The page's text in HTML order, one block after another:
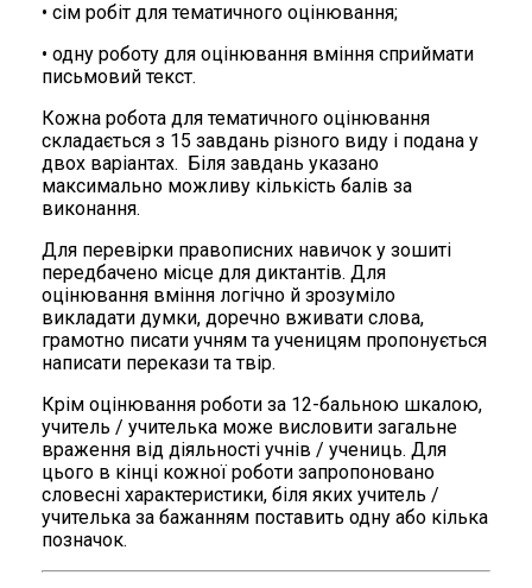
• сім робіт для тематичного оцінювання;
• одну роботу для оцінювання вміння сприймати
письмовий текст.
Кожна робота для тематичного оцінювання
складається з 15 завдань різного виду і подана у
двох варіантах. Біля завдань указано
максимально можливу кількість балів за
виконання.
Для перевірки правописних навичок у зошиті
передбачено місце для диктантів. Для
оцінювання вміння логічно й зрозуміло
викладати думки, доречно вживати слова,
грамотно писати учням та ученицям пропонується
написати перекази та твір.
Крім оцінювання роботи за 12-бальною шкалою,
учитель / учителька може висловити загальне
враження від діяльності учнів / учениць. Для
цього в кінці кожної роботи запропоновано
словесні характеристики, біля яких учитель /
учителька за бажанням поставить одну або кілька
позначок.